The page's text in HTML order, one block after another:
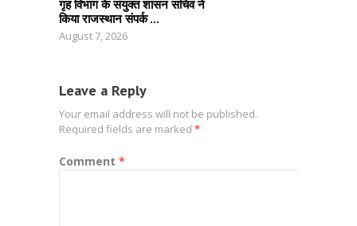
गृह विभाग के संयुक्त शासन सचिव ने
किया राजस्थान संपर्क ...
August 7, 2026
Leave a Reply
Your email address will not be published.
Required fields are marked *
Comment *